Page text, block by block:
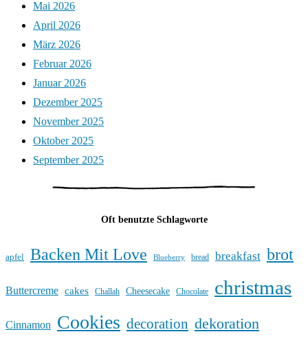
Mai 2026
April 2026
März 2026
Februar 2026
Januar 2026
Dezember 2025
November 2025
Oktober 2025
September 2025
Oft benutzte Schlagworte
apfel Backen Mit Love Blueberry bread breakfast brot
Buttercreme cakes Challah Cheesecake Chocolate christmas
Cinnamon Cookies decoration dekoration